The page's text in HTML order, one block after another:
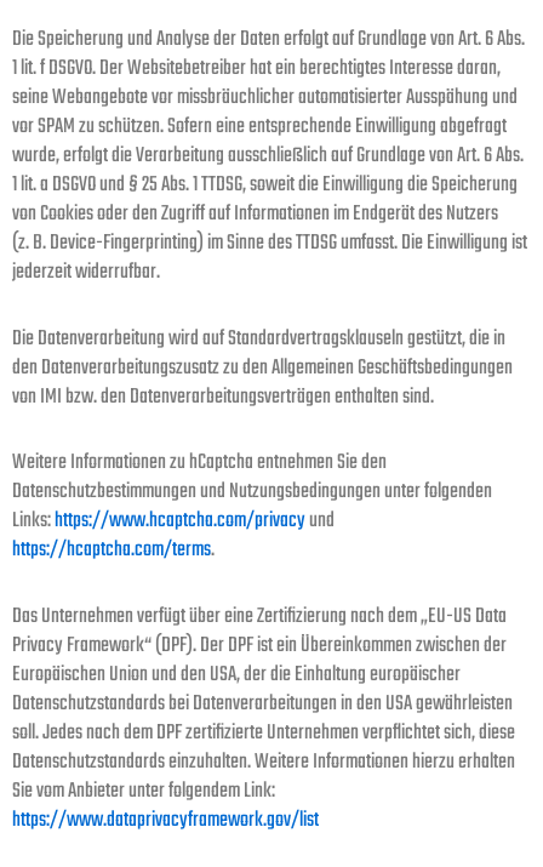
Die Speicherung und Analyse der Daten erfolgt auf Grundlage von Art. 6 Abs.
1 lit. f DSGVO. Der Websitebetreiber hat ein berechtigtes Interesse daran,
seine Webangebote vor missbräuchlicher automatisierter Ausspähung und
vor SPAM zu schützen. Sofern eine entsprechende Einwilligung abgefragt
wurde, erfolgt die Verarbeitung ausschließlich auf Grundlage von Art. 6 Abs.
1 lit. a DSGVO und § 25 Abs. 1 TTDSG, soweit die Einwilligung die Speicherung
von Cookies oder den Zugriff auf Informationen im Endgerät des Nutzers
(z. B. Device-Fingerprinting) im Sinne des TTDSG umfasst. Die Einwilligung ist
jederzeit widerrufbar.
Die Datenverarbeitung wird auf Standardvertragsklauseln gestützt, die in
den Datenverarbeitungszusatz zu den Allgemeinen Geschäftsbedingungen
von IMI bzw. den Datenverarbeitungsverträgen enthalten sind.
Weitere Informationen zu hCaptcha entnehmen Sie den
Datenschutzbestimmungen und Nutzungsbedingungen unter folgenden
Links:https://www.hcaptcha.com/privacyund
https://hcaptcha.com/terms.
Das Unternehmen verfügt über eine Zertifizierung nach dem „EU-US Data
Privacy Framework“ (DPF). Der DPF ist ein Übereinkommen zwischen der
Europäischen Union und den USA, der die Einhaltung europäischer
Datenschutzstandards bei Datenverarbeitungen in den USA gewährleisten
soll. Jedes nach dem DPF zertifizierte Unternehmen verpflichtet sich, diese
Datenschutzstandards einzuhalten. Weitere Informationen hierzu erhalten
Sie vom Anbieter unter folgendem Link:
https://www.dataprivacyframework.gov/list